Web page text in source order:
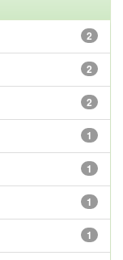
2
2
2
1
1
1
1